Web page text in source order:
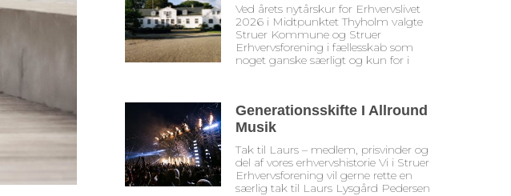
Ved årets nytårskur for Erhvervslivet
2026 i Midtpunktet Thyholm valgte
Struer Kommune og Struer
Erhvervsforening i fællesskab som
noget ganske særligt og kun for i
Generationsskifte I Allround
Musik
Tak til Laurs – medlem, prisvinder og
del af vores erhvervshistorie Vi i Struer
Erhvervsforening vil gerne rette en
særlig tak til Laurs Lysgård Pedersen